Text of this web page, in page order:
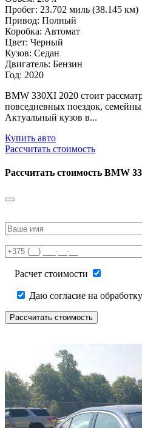
Пробег: 23.702 миль (38.145 км)
Привод: Полный
Коробка: Автомат
Цвет: Черный
Кузов: Седан
Двигатель: Бензин
Год: 2020
BMW 330XI 2020 стоит
повседневных поездок,
Актуальный кузов в...
Купить авто
Рассчитать стоимость
Рассчитать стоимость BMW
leave
field
empty.
Расчет стоимости
Даю согласие на